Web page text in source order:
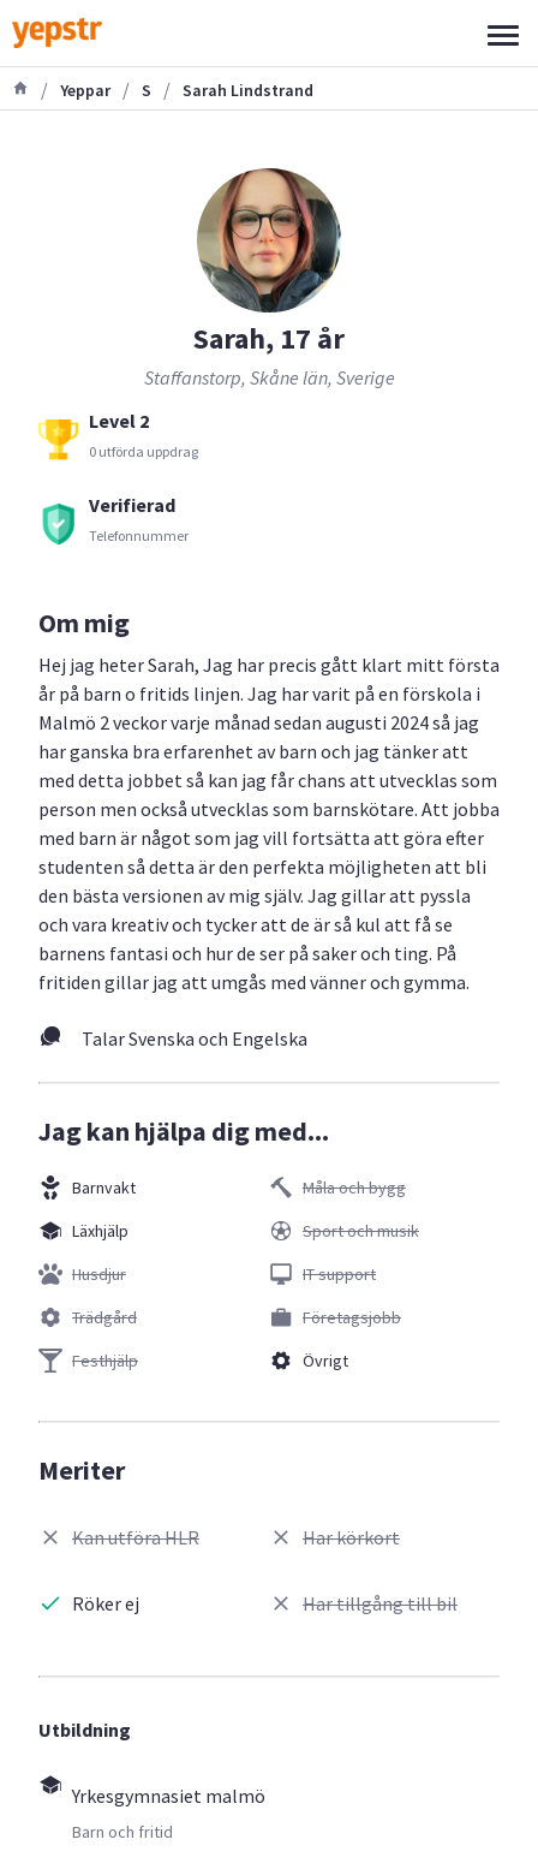
/ Yeppar / S / Sarah Lindstrand
Sarah, 17 år
Staffanstorp, Skåne län, Sverige
Level 2
0 utförda uppdrag
Verifierad
Telefonnummer
Om mig
Hej jag heter Sarah, Jag har precis gått klart mitt första
år på barn o fritids linjen. Jag har varit på en förskola i
Malmö 2 veckor varje månad sedan augusti 2024 så jag
har ganska bra erfarenhet av barn och jag tänker att
med detta jobbet så kan jag får chans att utvecklas som
person men också utvecklas som barnskötare. Att jobba
med barn är något som jag vill fortsätta att göra efter
studenten så detta är den perfekta möjligheten att bli
den bästa versionen av mig själv. Jag gillar att pyssla
och vara kreativ och tycker att de är så kul att få se
barnens fantasi och hur de ser på saker och ting. På
fritiden gillar jag att umgås med vänner och gymma.
Talar Svenska och Engelska
Jag kan hjälpa dig med...
Barnvakt
Läxhjälp
Husdjur
Trädgård
Festhjälp
Måla och bygg
Sport och musik
IT support
Företagsjobb
Övrigt
Meriter
Kan utföra HLR
Röker ej
Har körkort
Har tillgång till bil
Utbildning
Yrkesgymnasiet malmö
Barn och fritid